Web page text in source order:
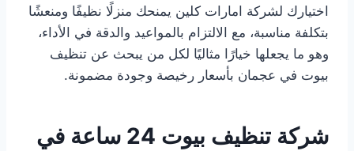
اختيارك لشركة امارات كلين يمنحك منزلًا نظيفًا ومنعشًا
بتكلفة مناسبة، مع الالتزام بالمواعيد والدقة في الأداء،
وهو ما يجعلها خيارًا مثاليًا لكل من يبحث عن تنظيف
بيوت في عجمان بأسعار رخيصة وجودة مضمونة.
شركة تنظيف بيوت 24 ساعة في